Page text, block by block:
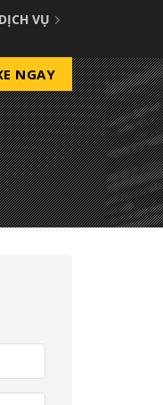
DỊCH VỤ
NGAY